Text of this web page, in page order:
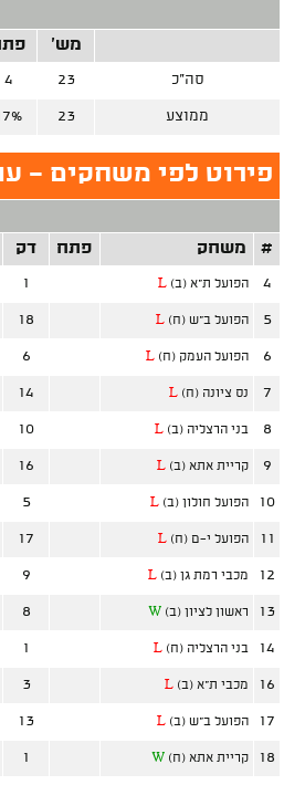
מש'
סה"כ 23
4
ממוצע 23
פירוט לפי משחקים -
#
משחק פתח דק
4 הפועל ת"א (ב) L
1
5 הפועל ב"ש (ח) L
18
6 הפועל העמק (ח) L
6
7 נס ציונה (ח) L
14
8 בני הרצליה (ב) L
10
9 קריית אתא (ב) L
16
10 הפועל חולון (ב) L
5
11 הפועל י-ם (ח) L
17
12 מכבי רמת גן (ב) L
9
13 ראשון לציון (ב) W
8
14 בני הרצליה (ח) L
1
16 מכבי ת"א (ב) L
3
17 הפועל ב"ש (ב) L
13
18 קריית אתא (ח) W
1